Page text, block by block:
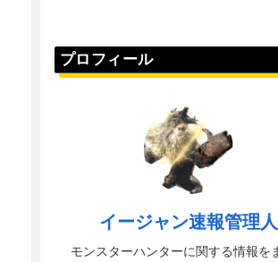
プロフィール
イージャン速報管理人
モンスターハンターに関する情報を